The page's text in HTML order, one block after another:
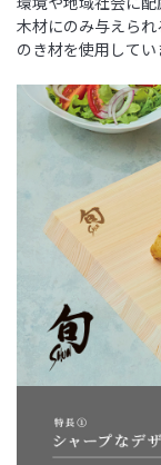
木材にのみ与えられ
のき材を使用してい